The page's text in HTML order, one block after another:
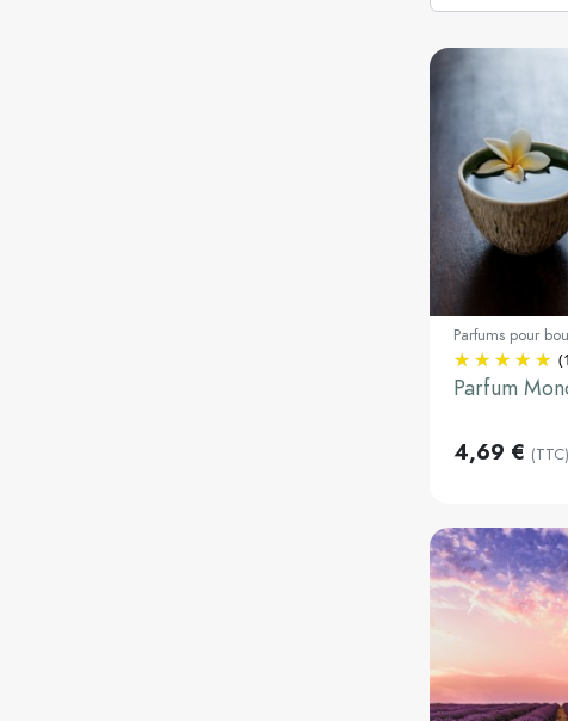
30ml
Parfums pour
Parfum
4,69 € (TTC)